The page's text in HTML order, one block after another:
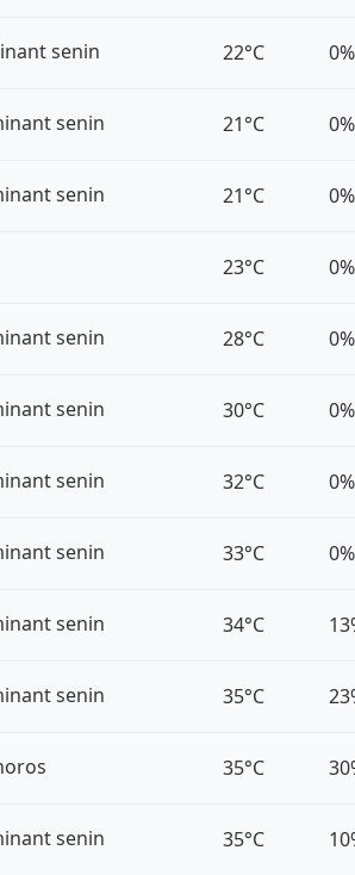
senin 22°C 0%
senin 21°C 0%
senin 21°C 0%
23°C 0%
senin 28°C 0%
senin 30°C 0%
senin 32°C 0%
senin 33°C 0%
senin 34°C
senin 35°C
35°C
senin 35°C